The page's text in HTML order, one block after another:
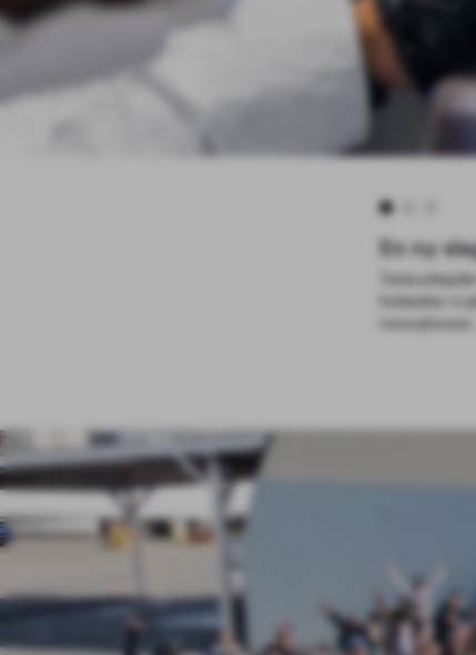
F'ing
Vores
udføre